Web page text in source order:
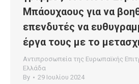
Μπάουχαους για να
επενδυτές να
έργα τους με το
Αντιπροσωπεία της Ευρωπαϊκής
Ελλάδα
By
29 Ιουλίου 2024